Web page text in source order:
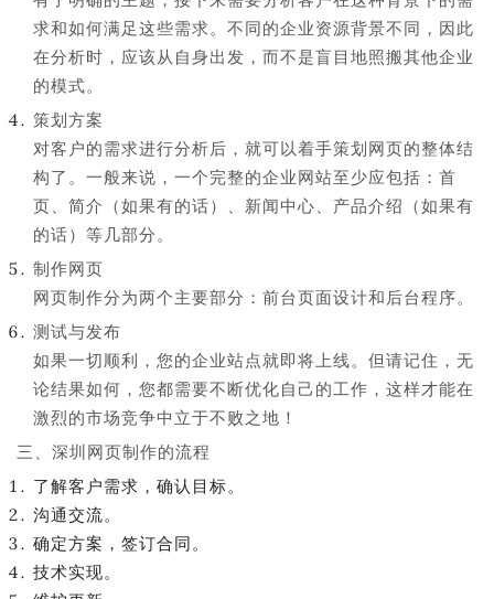
求和如何满足这些需求。不同的企业资源背景不同，因此
在分析时，应该从自身出发，而不是盲目地照搬其他企业
的模式。
策划方案
对客户的需求进行分析后，就可以着手策划网页的整体结
构了。一般来说，一个完整的企业网站至少应包括：首
页、简介（如果有的话）、新闻中心、产品介绍（如果有
的话）等几部分。
制作网页
网页制作分为两个主要部分：前台页面设计和后台程序。
测试与发布
如果一切顺利，您的企业站点就即将上线。但请记住，无
论结果如何，您都需要不断优化自己的工作，这样才能在
激烈的市场竞争中立于不败之地！
三、深圳网页制作的流程
了解客户需求，确认目标。
沟通交流。
确定方案，签订合同。
技术实现。